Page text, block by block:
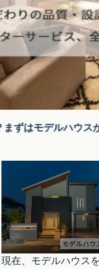
ずはモデルハウス
現在、モデルハウス